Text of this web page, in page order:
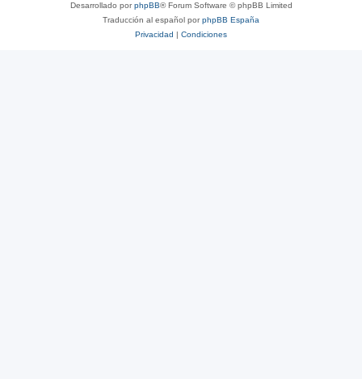
Desarrollado porphpBB® Forum Software © phpBB Limited
Traducción al español porphpBB España
Privacidad | Condiciones